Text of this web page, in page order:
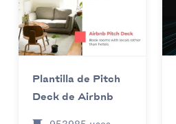
Plantilla de Pitch
Deck de Airbnb